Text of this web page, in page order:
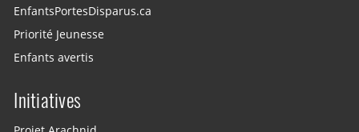
EnfantsPortesDisparus.ca
Priorité Jeunesse
Enfants avertis
Initiatives